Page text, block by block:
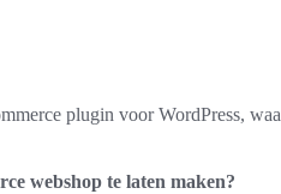
plugin voor WordPress,
webshop te laten maken?